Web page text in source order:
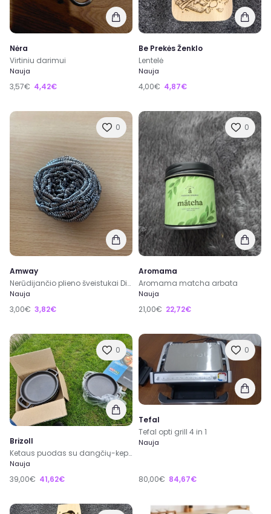
Nėra
Virtiniu darimui
Nauja
3,57€ 4,42€
Be Prekės Ženklo
Lentelė
Nauja
4,00€ 4,87€
0
Amway
Nerūdijančio plieno šveistukai Dish Drops™ Scrub Buds™
Nauja
3,00€ 3,82€
0
Aromama
Aromama matcha arbata
Nauja
21,00€ 22,72€
0
Brizoll
Ketaus puodas su dangčių-keptuvė 4 l
Nauja
39,00€ 41,62€
0
Tefal
Tefal opti grill 4 in 1
Nauja
80,00€ 84,67€